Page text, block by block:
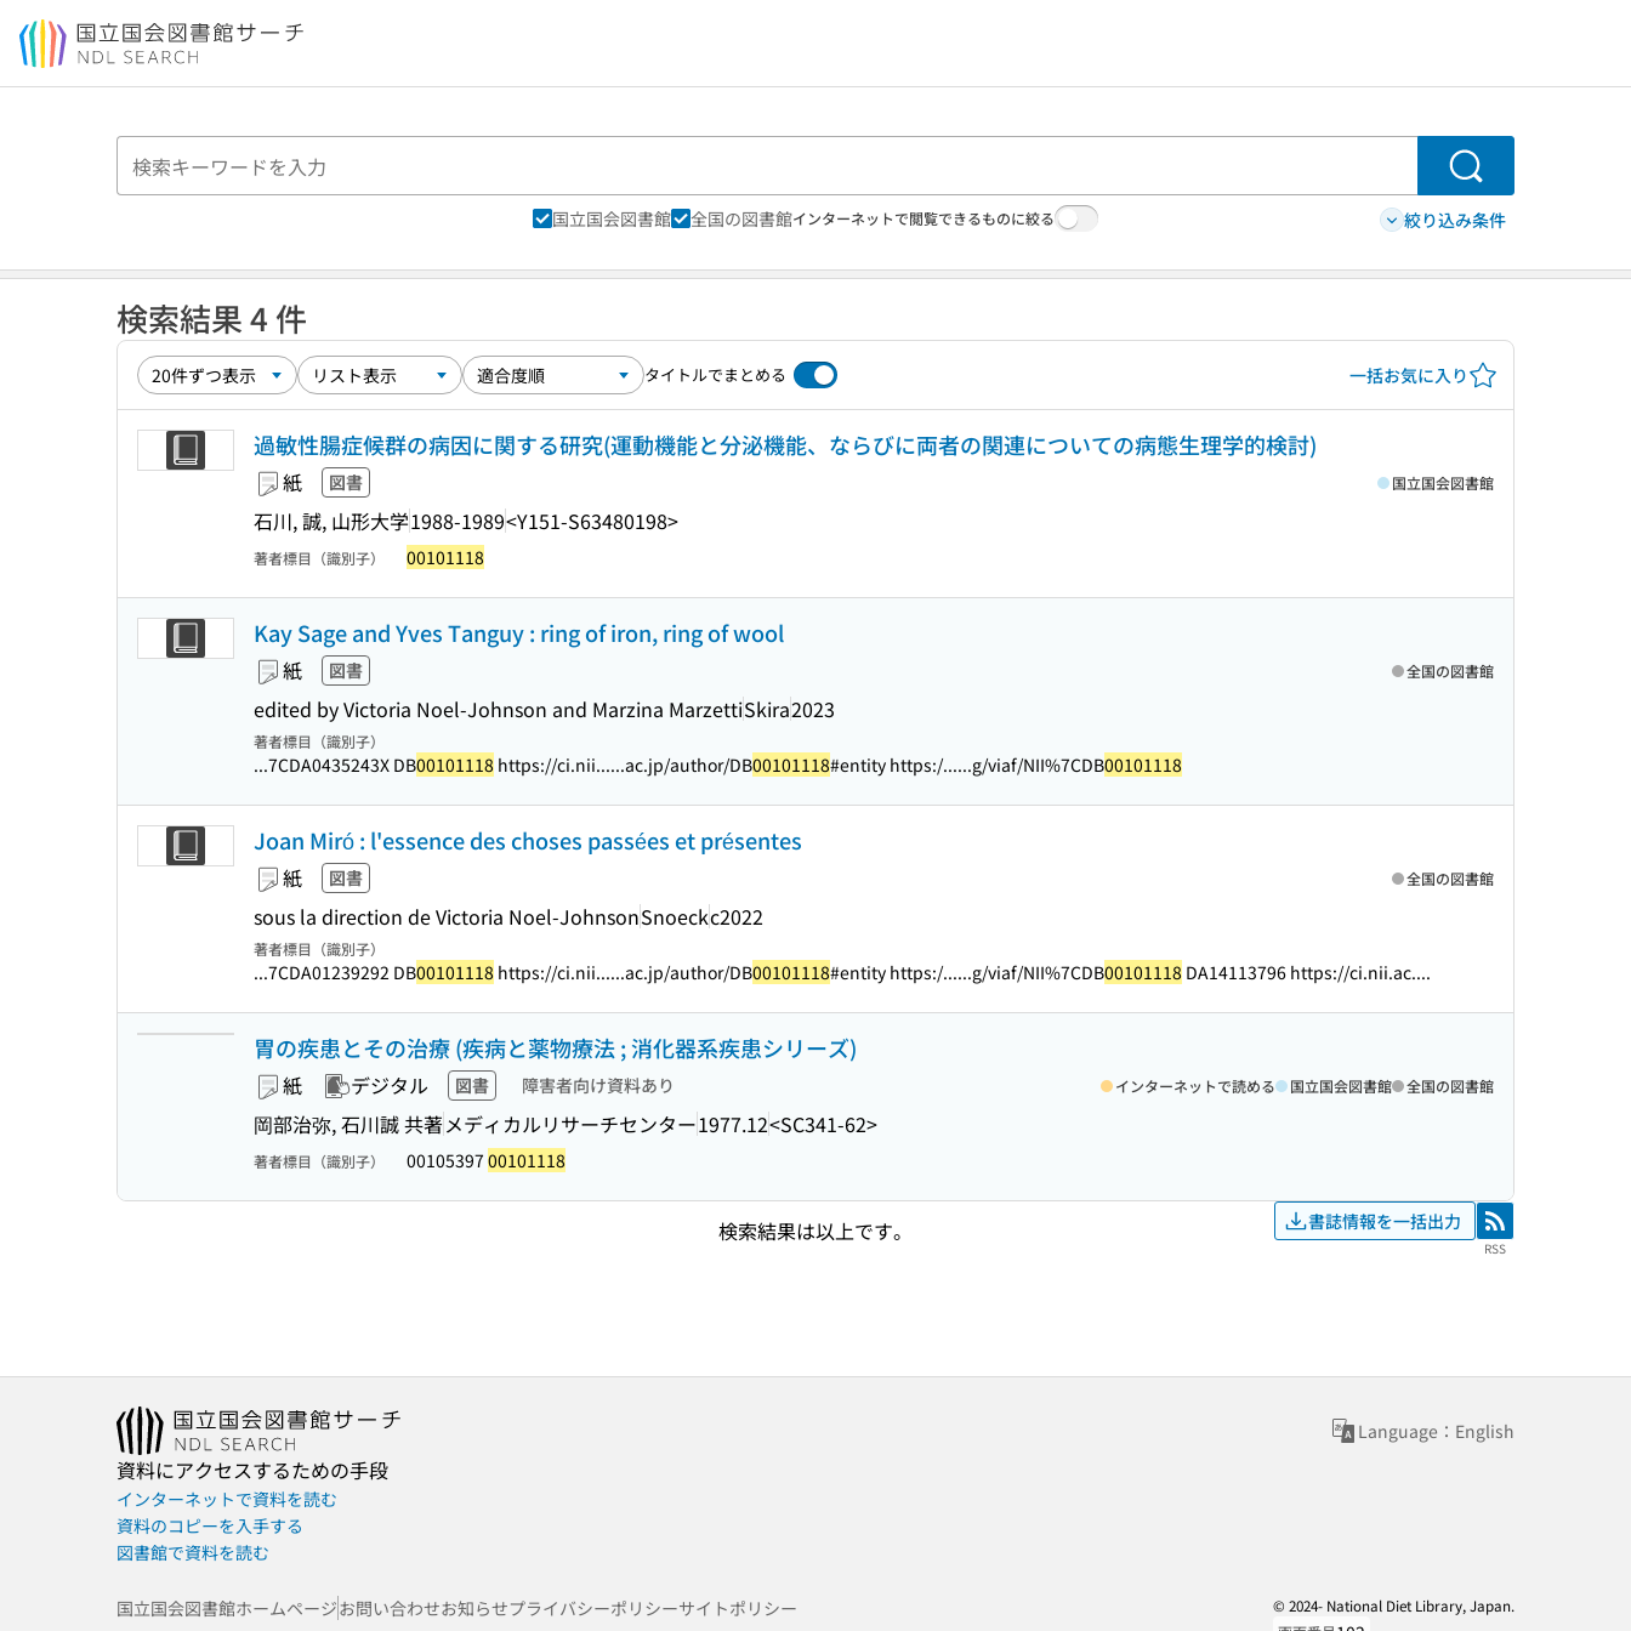
本文へ移動
検索
国立国会図書館 全国の図書館インターネットで閲覧できるものに絞る 絞り込み条件
検索結果 4 件
タイトルでまとめる 一括お気に入り
過敏性腸症候群の病因に関する研究(運動機能と分泌機能、ならびに両者の関連についての病態生理学的検討)
紙 図書
石川, 誠, 山形大学1988-1989<Y151-S63480198>
国立国会図書館
著者標目（識別子） 00101118
Kay Sage and Yves Tanguy : ring of iron, ring of wool
紙 図書
edited by Victoria Noel-Johnson and Marzina MarzettiSkira2023
全国の図書館
著者標目（識別子）
...7CDA0435243X DB00101118 https://ci.nii......ac.jp/author/DB00101118#entity https:/......g/viaf/NII%7CDB00101118
Joan Miró : l'essence des choses passées et présentes
紙 図書
sous la direction de Victoria Noel-JohnsonSnoeckc2022
全国の図書館
著者標目（識別子）
...7CDA01239292 DB00101118 https://ci.nii......ac.jp/author/DB00101118#entity https:/......g/viaf/NII%7CDB00101118 DA14113796 https://ci.nii.ac....
胃の疾患とその治療 (疾病と薬物療法 ; 消化器系疾患シリーズ)
紙 デジタル 図書 障害者向け資料あり
岡部治弥, 石川誠 共著メディカルリサーチセンター1977.12<SC341-62>
インターネットで読める 国立国会図書館 全国の図書館
著者標目（識別子） 00105397 00101118
検索結果は以上です。 書誌情報を一括出力 RSS
RSS
Language：English
資料にアクセスするための手段
インターネットで資料を読む
資料のコピーを入手する
図書館で資料を読む
国立国会図書館ホームページお問い合わせお知らせプライバシーポリシーサイトポリシー
© 2024- National Diet Library, Japan.